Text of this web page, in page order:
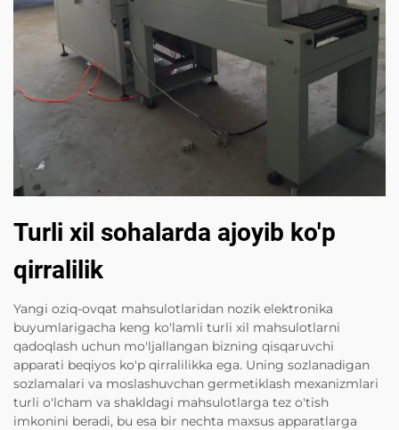
Turli xil sohalarda ajoyib ko'p
qirralilik
Yangi oziq-ovqat mahsulotlaridan nozik elektronika
buyumlarigacha keng ko'lamli turli xil mahsulotlarni
qadoqlash uchun mo'ljallangan bizning qisqaruvchi
apparati beqiyos ko'p qirralilikka ega. Uning sozlanadigan
sozlamalari va moslashuvchan germetiklash mexanizmlari
turli o'lcham va shakldagi mahsulotlarga tez o'tish
imkonini beradi, bu esa bir nechta maxsus apparatlarga